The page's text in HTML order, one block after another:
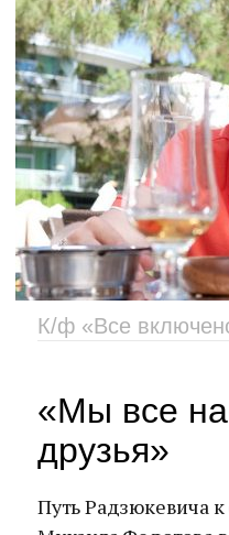
К/ф «Все
«Мы все
друзья»
Путь Радзюкевича к